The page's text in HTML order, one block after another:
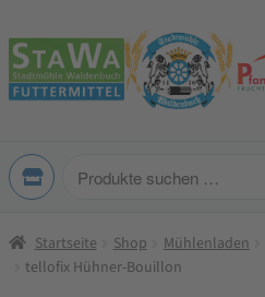
Zur
Navigation
springen
Zum
Inhalt
springen
Produkte
Startseite Shop Mühlenladen
tellofix Hühner-Bouillon